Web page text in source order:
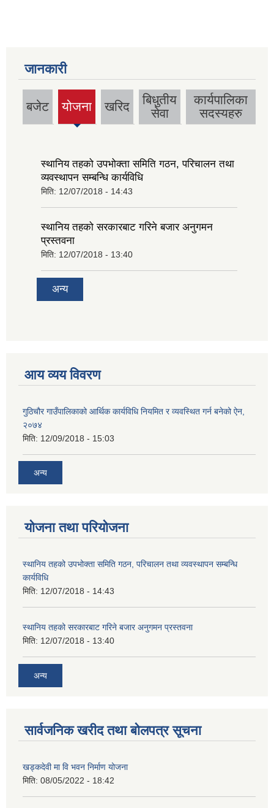
जानकारी
बजेट योजना खरिद
बिधुतीय
सेवा
कार्यपालिका
सदस्यहरु
स्थानिय तहको उपभोक्ता समिति गठन, परिचालन तथा
व्यवस्थापन सम्बन्धि कार्यविधि
मिति: 12/07/2018 - 14:43
स्थानिय तहको सरकारबाट गरिने बजार अनुगमन
प्रस्तवना
मिति: 12/07/2018 - 13:40
अन्य
आय व्यय विवरण
गुठिचौर गाउँपालिकाको आर्थिक कार्यविधि नियमित र व्यवस्थित गर्न बनेको ऐन,
२०७४
मिति: 12/09/2018 - 15:03
अन्य
योजना तथा परियोजना
स्थानिय तहको उपभोक्ता समिति गठन, परिचालन तथा व्यवस्थापन सम्बन्धि
कार्यविधि
मिति: 12/07/2018 - 14:43
स्थानिय तहको सरकारबाट गरिने बजार अनुगमन प्रस्तवना
मिति: 12/07/2018 - 13:40
अन्य
सार्वजनिक खरीद तथा बोलपत्र सूचना
खड्कदेवी मा वि भवन निर्माण योजना
मिति: 08/05/2022 - 18:42